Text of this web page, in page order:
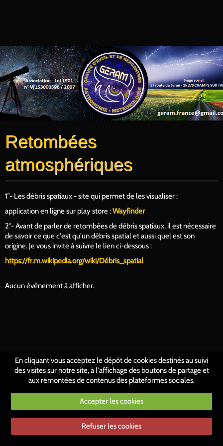
Retombées
atmosphériques
1°- Les débris spatiaux - site qui permet de les visualiser :
application en ligne sur play store :Wayfinder
2°- Avant de parler de retombées de débris spatiaux, il est nécessaire
de savoir ce que c'est qu'un débris spatial et aussi quel est son
origine. Je vous invite à suivre le lien ci-dessous :
https://fr.m.wikipedia.org/wiki/Débris_spatial
Aucun évènement à afficher.
En cliquant vous acceptez le dépôt de cookies destinés au suivi
des visites sur notre site, à l'affichage des boutons de partage et
aux remontées de contenus des plateformes sociales.
Accepter les cookies
Refuser les cookies